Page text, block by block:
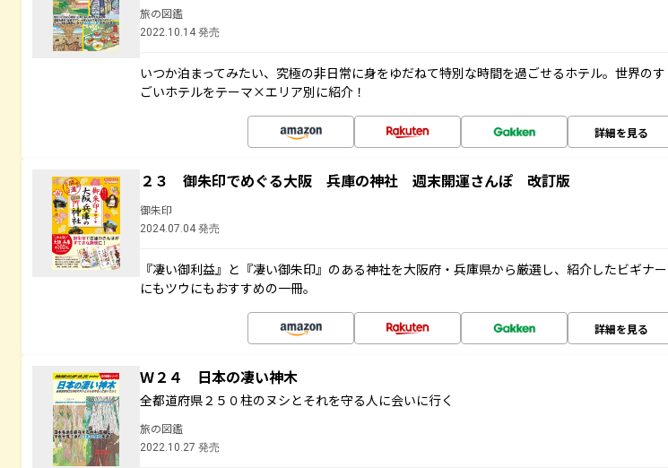
旅の図鑑
2022.10.14 発売
いつか泊まってみたい、究極の非日常に身をゆだねて特別な時間を過ごせるホテル。世界のす
ごいホテルをテーマ×エリア別に紹介！
詳細を見る
２３ 御朱印でめぐる大阪 兵庫の神社 週末開運さんぽ 改訂版
御朱印
2024.07.04 発売
『凄い御利益』と『凄い御朱印』のある神社を大阪府・兵庫県から厳選し、紹介したビギナー
にもツウにもおすすめの一冊。
詳細を見る
Ｗ２４ 日本の凄い神木
全都道府県２５０柱のヌシとそれを守る人に会いに行く
旅の図鑑
2022.10.27 発売